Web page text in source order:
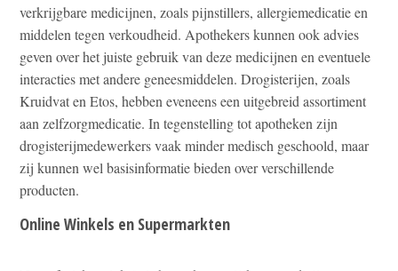
verkrijgbare medicijnen, zoals pijnstillers, allergiemedicatie en
middelen tegen verkoudheid. Apothekers kunnen ook advies
geven over het juiste gebruik van deze medicijnen en eventuele
interacties met andere geneesmiddelen. Drogisterijen, zoals
Kruidvat en Etos, hebben eveneens een uitgebreid assortiment
aan zelfzorgmedicatie. In tegenstelling tot apotheken zijn
drogisterijmedewerkers vaak minder medisch geschoold, maar
zij kunnen wel basisinformatie bieden over verschillende
producten.
Online Winkels en Supermarkten